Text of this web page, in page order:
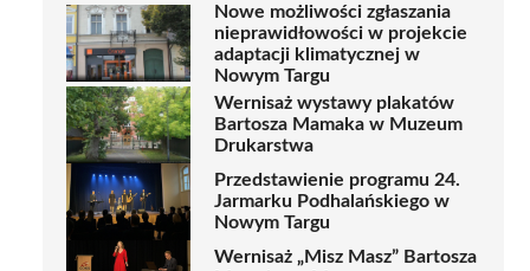
Nowe możliwości zgłaszania
nieprawidłowości w projekcie
adaptacji klimatycznej w
Nowym Targu
Wernisaż wystawy plakatów
Bartosza Mamaka w Muzeum
Drukarstwa
Przedstawienie programu 24.
Jarmarku Podhalańskiego w
Nowym Targu
Wernisaż „Misz Masz” Bartosza